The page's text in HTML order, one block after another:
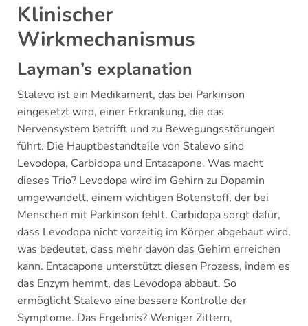
Klinischer
Wirkmechanismus
Layman’s explanation
Stalevo ist ein Medikament, das bei Parkinson
eingesetzt wird, einer Erkrankung, die das
Nervensystem betrifft und zu Bewegungsstörungen
führt. Die Hauptbestandteile von Stalevo sind
Levodopa, Carbidopa und Entacapone. Was macht
dieses Trio? Levodopa wird im Gehirn zu Dopamin
umgewandelt, einem wichtigen Botenstoff, der bei
Menschen mit Parkinson fehlt. Carbidopa sorgt dafür,
dass Levodopa nicht vorzeitig im Körper abgebaut wird,
was bedeutet, dass mehr davon das Gehirn erreichen
kann. Entacapone unterstützt diesen Prozess, indem es
das Enzym hemmt, das Levodopa abbaut. So
ermöglicht Stalevo eine bessere Kontrolle der
Symptome. Das Ergebnis? Weniger Zittern,